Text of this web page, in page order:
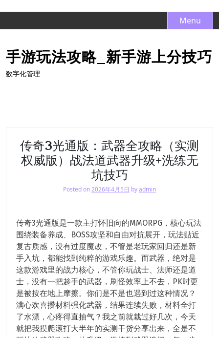
k
Menu
手游玩法攻略_新手游上分技巧
数字化管理
传奇3光通版：武器全攻略（实测
权威版）战法道武器升级+洗练无
坑技巧
Posted on2026年4月5日 byadmin
传奇3光通版是一款主打怀旧向的MMORPG，核心玩法
围绕装备养成、BOSS攻坚和自由对抗展开，玩法贴近
复古质感，没有过度魔改，不管是老玩家回归还是新
手入坑，都能找到纯粹的游戏乐趣。而武器，绝对是
这款游戏里的战力核心，不管你玩战士、法师还是道
士，没有一把趁手的武器，刷怪效率上不去，PK时更
是被按在地上摩擦。你们是不是也遇到过这种情况？
满心欢喜攒材料强化武器，结果连续失败，材料全打
了水漂，心疼得直抽气？我之前就栽过好几次，今天
就把我摸爬滚打大半年的实测干货分享出来，全是不